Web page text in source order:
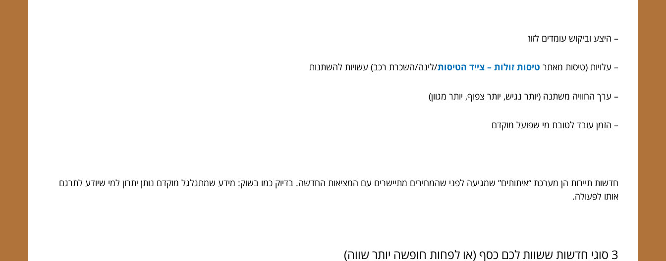
– היצע וביקוש עומדים לזוז
– עלויות (טיסות מאתר טיסות זולות – צייד הטיסות/לינה/השכרת רכב) עשויות להשתנות
– ערך החוויה משתנה (יותר נגיש, יותר צפוף, יותר מגוון)
– הזמן עובד לטובת מי שפועל מוקדם
חדשות תיירות הן מערכת “איתותים” שמגיעה לפני שהמחירים מתיישרים עם המציאות החדשה. בדיוק כמו בשוק: מידע שמתגלגל מוקדם נותן יתרון למי שיודע לתרגם
אותו לפעולה.
3 סוגי חדשות ששוות לכם כסף (או לפחות חופשה יותר שווה)